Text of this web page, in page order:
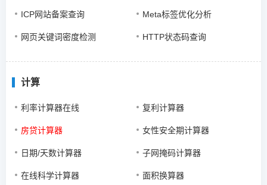
ICP网站备案查询 Meta标签优化分析
网页关键词密度检测 HTTP状态码查询
计算
利率计算器在线 复利计算器
房贷计算器 女性安全期计算器
日期/天数计算器 子网掩码计算器
在线科学计算器 面积换算器